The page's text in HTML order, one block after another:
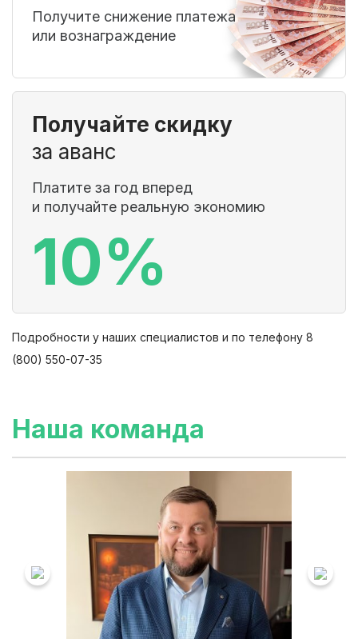
Получите снижение платежа
или вознаграждение
Получайте скидку
за аванс
Платите за год вперед
и получайте реальную экономию
10%
Подробности у наших специалистов и по телефону 8
(800) 550-07-35
Наша команда